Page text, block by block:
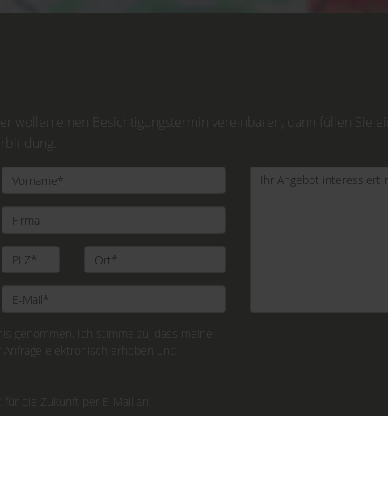
wollen einen Besichtigungstermin vereinbaren, dann füllen Sie
genommen. Ich stimme zu, dass meine
elektronisch erhoben und
die Zukunft per E-Mail an